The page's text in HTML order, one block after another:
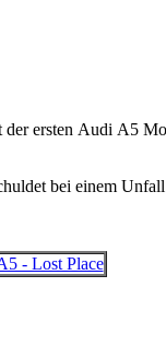
ersten Audi A5
bei einem